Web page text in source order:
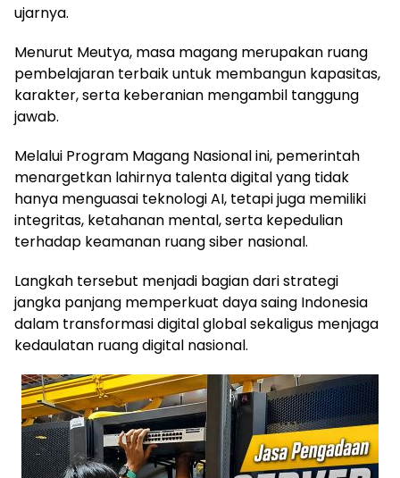
ujarnya.
Menurut Meutya, masa magang merupakan ruang
pembelajaran terbaik untuk membangun kapasitas,
karakter, serta keberanian mengambil tanggung
jawab.
Melalui Program Magang Nasional ini, pemerintah
menargetkan lahirnya talenta digital yang tidak
hanya menguasai teknologi AI, tetapi juga memiliki
integritas, ketahanan mental, serta kepedulian
terhadap keamanan ruang siber nasional.
Langkah tersebut menjadi bagian dari strategi
jangka panjang memperkuat daya saing Indonesia
dalam transformasi digital global sekaligus menjaga
kedaulatan ruang digital nasional.